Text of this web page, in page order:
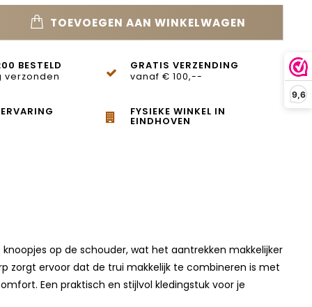
9,6
TOEVOEGEN AAN WINKELWAGEN
BESTELD
verzonden
GRATIS VERZENDING
vanaf € 100,--
FYSIEKE WINKEL IN
EINDHOVEN
op de schouder, wat het aantrekken makkelijker
zorgt ervoor dat de trui makkelijk te combineren is met
Een praktisch en stijlvol kledingstuk voor je